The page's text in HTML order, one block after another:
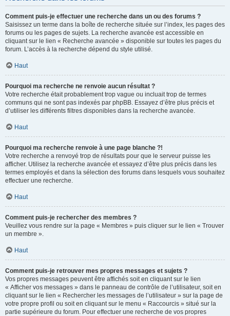
Comment puis-je effectuer une recherche dans un ou des forums ?
Saisissez un terme dans la boîte de recherche située sur l’index, les pages des
forums ou les pages de sujets. La recherche avancée est accessible en
cliquant sur le lien « Recherche avancée » disponible sur toutes les pages du
forum. L’accès à la recherche dépend du style utilisé.
Haut
Pourquoi ma recherche ne renvoie aucun résultat ?
Votre recherche était probablement trop vague ou incluait trop de termes
communs qui ne sont pas indexés par phpBB. Essayez d’être plus précis et
d’utiliser les différents filtres disponibles dans la recherche avancée.
Haut
Pourquoi ma recherche renvoie à une page blanche ?!
Votre recherche a renvoyé trop de résultats pour que le serveur puisse les
afficher. Utilisez la recherche avancée et essayez d’être plus précis dans les
termes employés et dans la sélection des forums dans lesquels vous souhaitez
effectuer une recherche.
Haut
Comment puis-je rechercher des membres ?
Veuillez vous rendre sur la page « Membres » puis cliquer sur le lien « Trouver
un membre ».
Haut
Comment puis-je retrouver mes propres messages et sujets ?
Vos propres messages peuvent être affichés soit en cliquant sur le lien
« Afficher vos messages » dans le panneau de contrôle de l’utilisateur, soit en
cliquant sur le lien « Rechercher les messages de l’utilisateur » sur la page de
votre propre profil ou soit en cliquant sur le menu « Raccourcis » situé sur la
partie supérieure du forum. Pour effectuer une recherche de vos propres